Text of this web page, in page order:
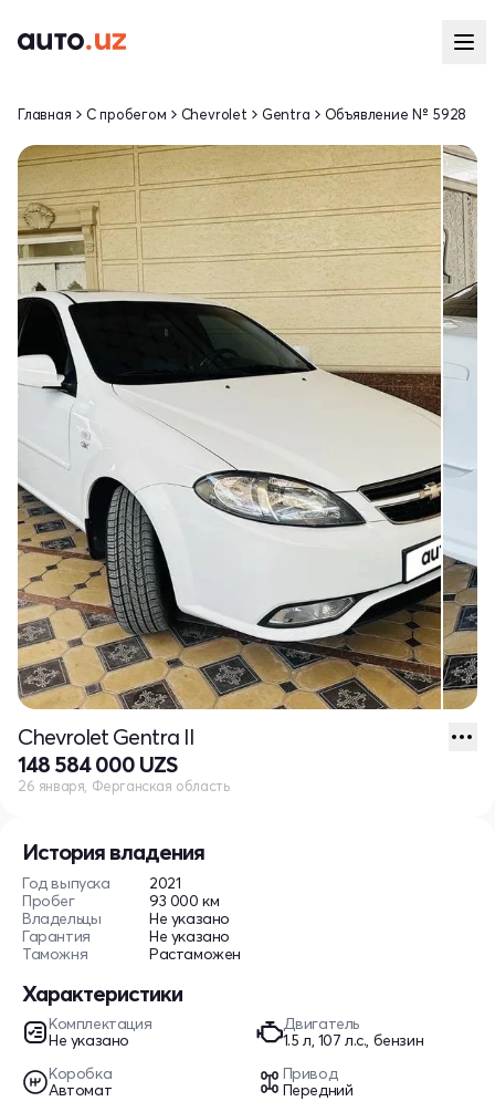
История владения
Год выпуска
2021
Пробег
93 000 км
Владельцы
Не указано
Гарантия
Не указано
Таможня
Растаможен
Характеристики
Комплектация
Не указано
Двигатель
1.5 л, 107 л.с., бензин
Коробка
Автомат
Привод
Передний
Главная С пробегом Chevrolet Gentra Объявление № 5928
Chevrolet Gentra II
148 584 000 UZS
26 января, Ферганская область